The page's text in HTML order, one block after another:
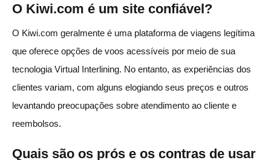
O Kiwi.com é um site confiável?
O Kiwi.com geralmente é uma plataforma de viagens legítima
que oferece opções de voos acessíveis por meio de sua
tecnologia Virtual Interlining. No entanto, as experiências dos
clientes variam, com alguns elogiando seus preços e outros
levantando preocupações sobre atendimento ao cliente e
reembolsos.
Quais são os prós e os contras de usar